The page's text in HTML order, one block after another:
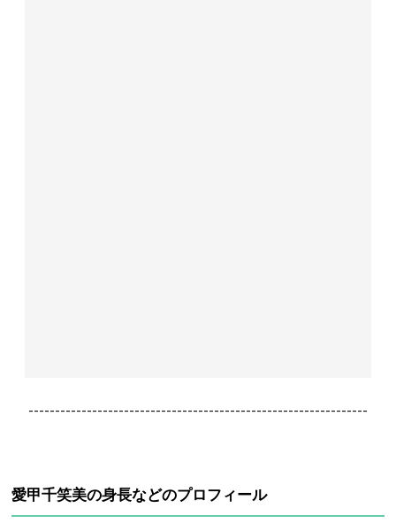
----------------------------------------------------------------
愛甲千笑美の身長などのプロフィール